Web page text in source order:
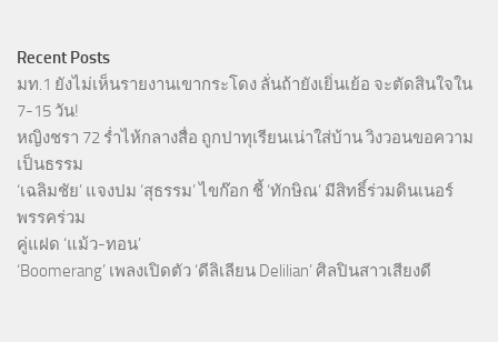
Recent Posts
มท.1 ยังไม่เห็นรายงานเขากระโดง ลั่นถ้ายังเยิ่นเย้อ จะตัดสินใจใน
7-15 วัน!
หญิงชรา 72 ร่ำไห้กลางสื่อ ถูกปาทุเรียนเน่าใส่บ้าน วิงวอนขอความ
เป็นธรรม
‘เฉลิมชัย’ แจงปม ‘สุธรรม’ ไขก๊อก ชี้ ‘ทักษิณ’ มีสิทธิ์ร่วมดินเนอร์
พรรคร่วม
คู่แฝด ‘แม้ว-ทอน’
‘Boomerang’ เพลงเปิดตัว ‘ดีลิเลียน Delilian’ ศิลปินสาวเสียงดี